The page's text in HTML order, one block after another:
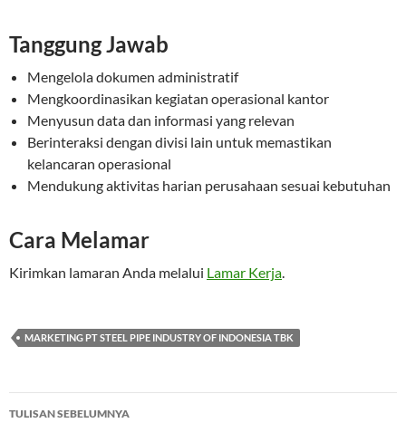
Tanggung Jawab
Mengelola dokumen administratif
Mengkoordinasikan kegiatan operasional kantor
Menyusun data dan informasi yang relevan
Berinteraksi dengan divisi lain untuk memastikan
kelancaran operasional
Mendukung aktivitas harian perusahaan sesuai kebutuhan
Cara Melamar
Kirimkan lamaran Anda melalui Lamar Kerja.
MARKETING PT STEEL PIPE INDUSTRY OF INDONESIA TBK
Navigasi
TULISAN SEBELUMNYA